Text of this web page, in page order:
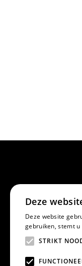
Deze
Deze website
gebruiken, stemt
STRIKT